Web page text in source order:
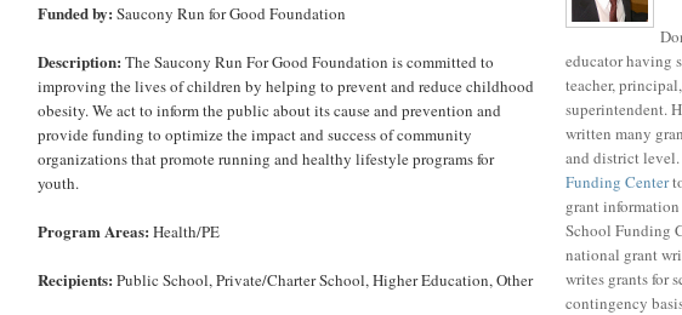
Funded by: Saucony Run for Good Foundation
Description: The Saucony Run For Good Foundation is committed to
improving the lives of children by helping to prevent and reduce childhood
obesity. We act to inform the public about its cause and prevention and
provide funding to optimize the impact and success of community
organizations that promote running and healthy lifestyle programs for
youth.
Program Areas: Health/PE
Recipients: Public School, Private/Charter School, Higher Education, Other
educator having
teacher,
superintendent.
written many
and district
Funding Center
grant
School Funding
national grant
writes grants for
contingency